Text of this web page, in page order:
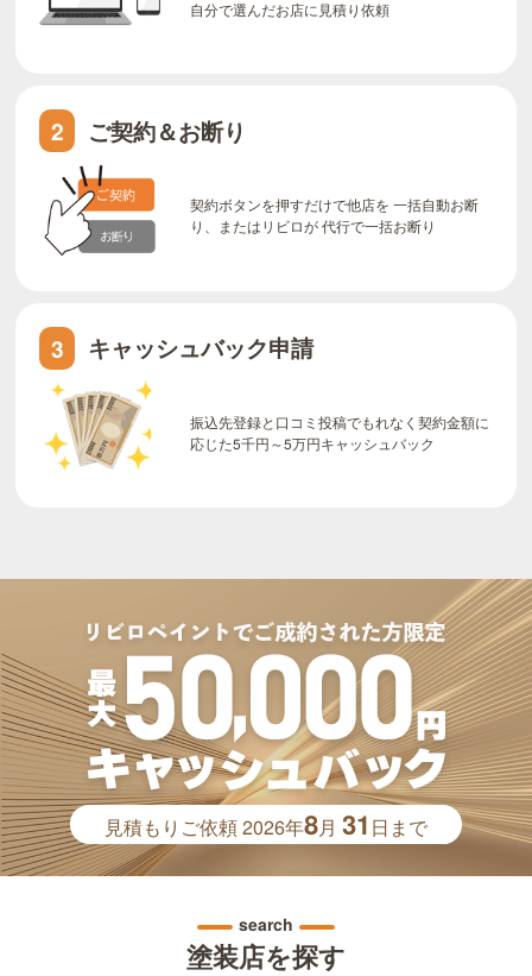
自分で選んだお店に見積り依頼
2 ご契約＆お断り
契約ボタンを押すだけで他店を 一括自動お断
り、またはリビロが 代行で一括お断り
3 キャッシュバック申請
振込先登録と口コミ投稿でもれなく契約金額に
応じた5千円～5万円キャッシュバック
見積もりご依頼2026年8月31 日まで
search
塗装店を探す